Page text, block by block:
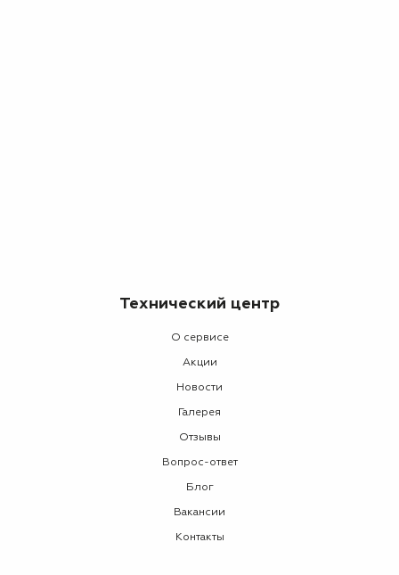
Технический центр
О сервисе
Акции
Новости
Галерея
Отзывы
Вопрос-ответ
Блог
Вакансии
Контакты